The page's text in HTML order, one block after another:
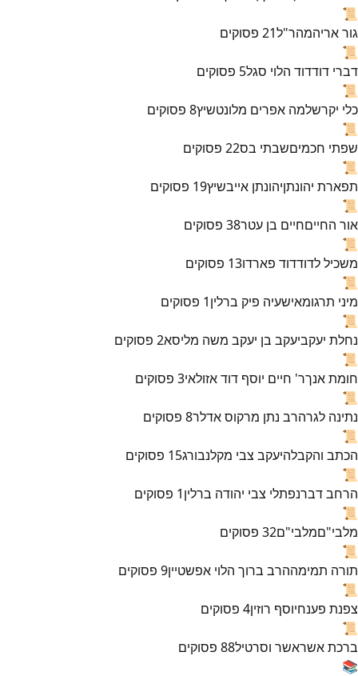
📜
גור אריהמהר"ל21 פסוקים
📜
דברי דודדוד הלוי סגל5 פסוקים
📜
כלי יקרשלמה אפרים מלונטשיץ8 פסוקים
📜
שפתי חכמיםשבתי בס22 פסוקים
📜
תפארת יהונתןיהונתן אייבשיץ19 פסוקים
📜
אור החייםחיים בן עטר38 פסוקים
📜
משכיל לדודדוד פארדו13 פסוקים
📜
מיני תרגומאישעיה פיק ברלין1 פסוקים
📜
נחלת יעקביעקב בן יעקב משה מליסא2 פסוקים
📜
חומת אנךר' חיים יוסף דוד אזולאי3 פסוקים
📜
נתינה לגרהרב נתן מרקוס אדלר8 פסוקים
📜
הכתב והקבלהיעקב צבי מקלנבורג15 פסוקים
📜
הרחב דברנפתלי צבי יהודה ברלין1 פסוקים
📜
מלבי"םמלבי"ם32 פסוקים
📜
תורה תמימההרב ברוך הלוי אפשטיין9 פסוקים
📜
צפנת פענחיוסף רוזין4 פסוקים
📜
ברכת אשראשר וסרטיל88 פסוקים
📚